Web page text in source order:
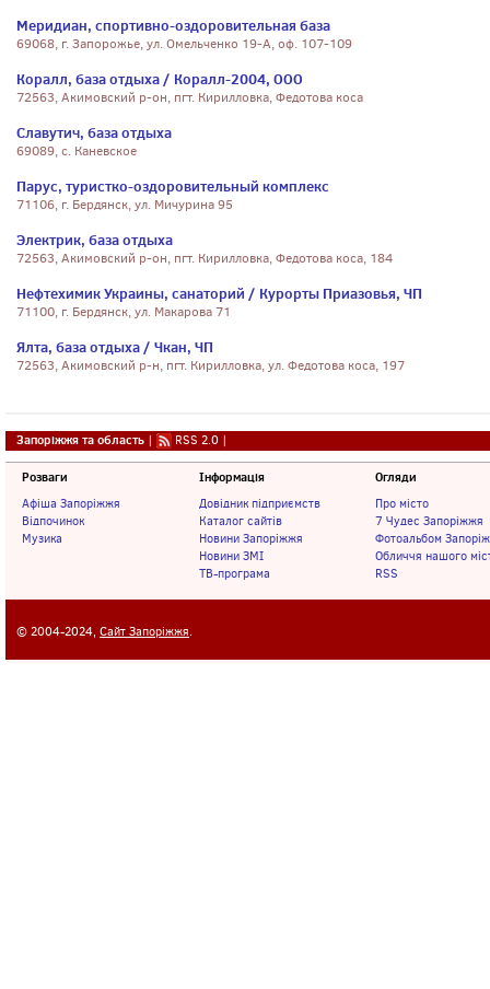
Меридиан, спортивно-оздоровительная база
69068, г. Запорожье, ул. Омельченко 19-А, оф. 107-109
Коралл, база отдыха / Коралл-2004, ООО
72563, Акимовский р-он, пгт. Кирилловка, Федотова коса
Славутич, база отдыха
69089, с. Каневское
Парус, туристко-оздоровительный комплекс
71106, г. Бердянск, ул. Мичурина 95
Электрик, база отдыха
72563, Акимовский р-он, пгт. Кирилловка, Федотова коса, 184
Нефтехимик Украины, санаторий / Курорты Приазовья, ЧП
71100, г. Бердянск, ул. Макарова 71
Ялта, база отдыха / Чкан, ЧП
72563, Акимовский р-н, пгт. Кирилловка, ул. Федотова коса, 197
Запоріжжя та область | RSS 2.0 |
Розваги
Афіша Запоріжжя
Відпочинок
Музика
Інформація
Довідник підприємств
Каталог сайтів
Новини Запоріжжя
Новини ЗМІ
ТВ-програма
Огляди
Про місто
7 Чудес Запоріжжя
Фотоальбом
Обличчя нашого
RSS
© 2004-2024, Сайт Запоріжжя.